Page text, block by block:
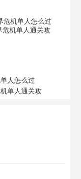
人怎么过
机单人通关攻